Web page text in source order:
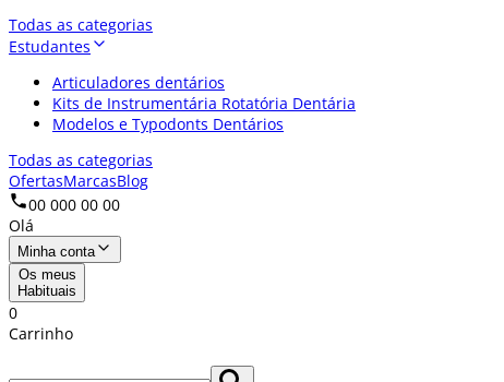
Todas as categorias
Estudantes
Articuladores dentários
Kits de Instrumentária Rotatória Dentária
Modelos e Typodonts Dentários
Todas as categorias
OfertasMarcasBlog
00 000 00 00
Olá
Minha conta
Os meus
Habituais
0
Carrinho